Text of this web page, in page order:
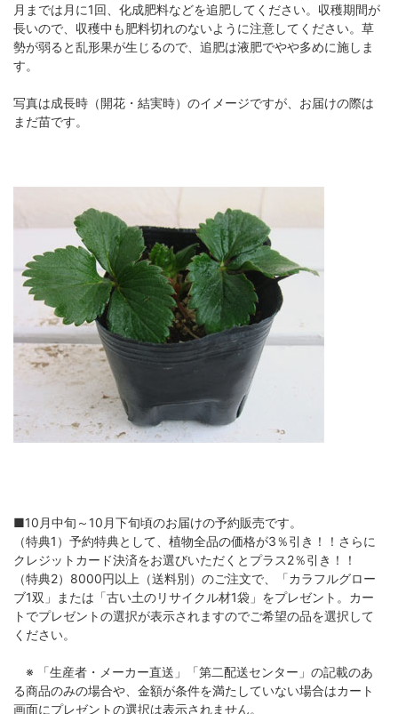
月までは月に1回、化成肥料などを追肥してください。収穫期間が
長いので、収穫中も肥料切れのないように注意してください。草
勢が弱ると乱形果が生じるので、追肥は液肥でやや多めに施しま
す。
写真は成長時（開花・結実時）のイメージですが、お届けの際は
まだ苗です。
■10月中旬～10月下旬頃のお届けの予約販売です。
（特典1）予約特典として、植物全品の価格が3％引き！！さらに
クレジットカード決済をお選びいただくとプラス2％引き！！
（特典2）8000円以上（送料別）のご注文で、「カラフルグロー
ブ1双」または「古い土のリサイクル材1袋」をプレゼント。カー
トでプレゼントの選択が表示されますのでご希望の品を選択して
ください。
※ 「生産者・メーカー直送」「第二配送センター」の記載のあ
る商品のみの場合や、金額が条件を満たしていない場合はカート
画面にプレゼントの選択は表示されません。